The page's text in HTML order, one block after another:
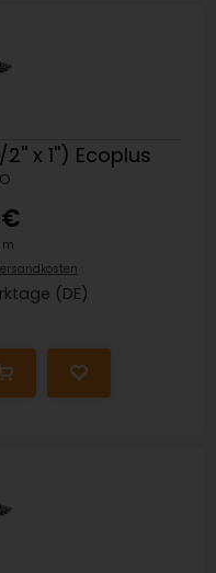
x 1'') Ecoplus
(DE)